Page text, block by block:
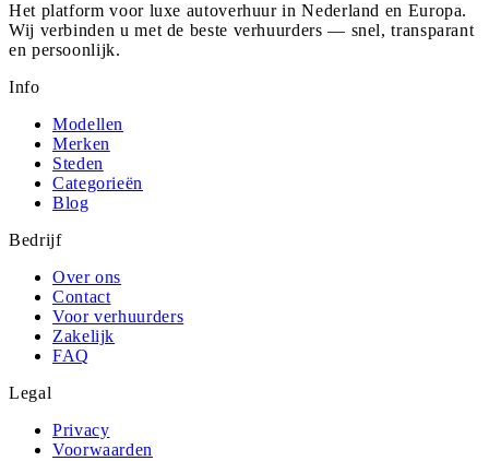
Het platform voor luxe autoverhuur in Nederland en Europa.
Wij verbinden u met de beste verhuurders — snel, transparant
en persoonlijk.
Info
Modellen
Merken
Steden
Categorieën
Blog
Bedrijf
Over ons
Contact
Voor verhuurders
Zakelijk
FAQ
Legal
Privacy
Voorwaarden